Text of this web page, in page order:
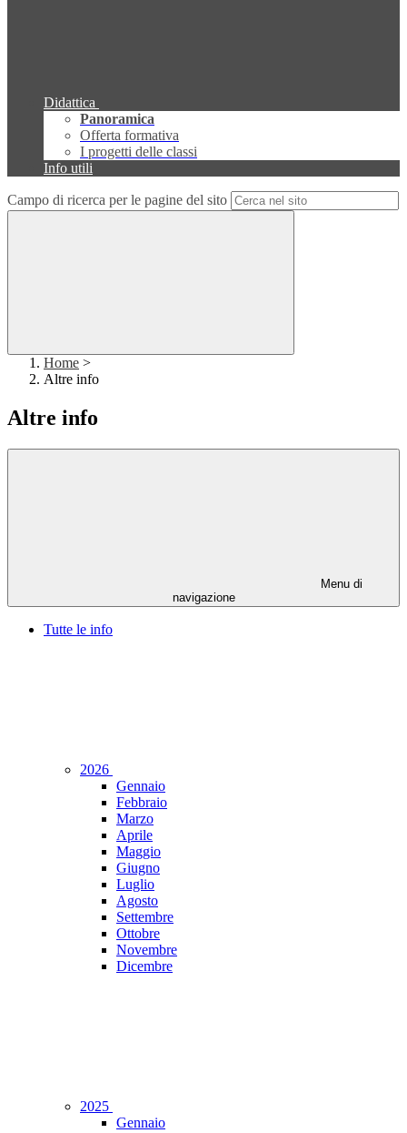
Didattica
Panoramica
Offerta formativa
I progetti delle classi
Info utili
Campo di ricerca per le pagine del sito
Home >
Altre info
Altre info
Menu di
navigazione
Tutte le info
2026
Gennaio
Febbraio
Marzo
Aprile
Maggio
Giugno
Luglio
Agosto
Settembre
Ottobre
Novembre
Dicembre
2025
Gennaio